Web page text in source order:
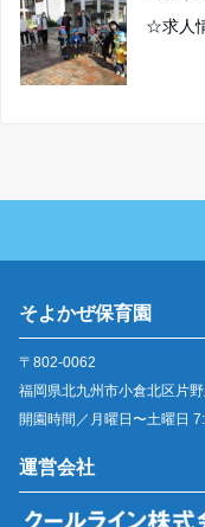
☆求人
そよかぜ保育園
〒802-0062
福岡県北九州市小倉北区片
開園時間／月曜日〜土曜日
運営会社